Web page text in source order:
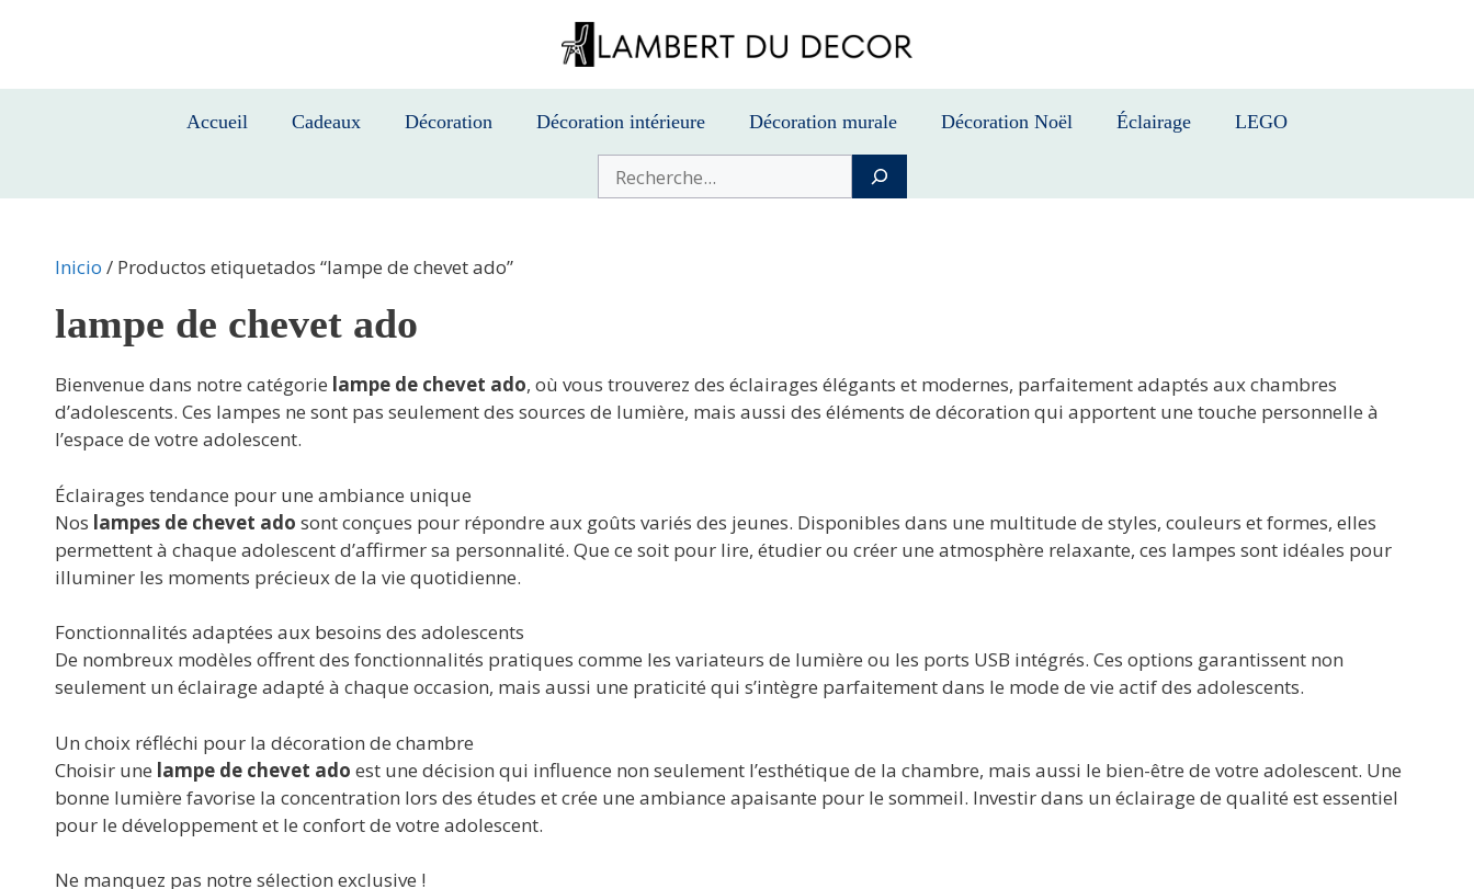
Accueil Cadeaux Décoration Décoration intérieure Décoration murale Décoration Noël Éclairage LEGO
Buscar
Inicio / Productos etiquetados “lampe de chevet ado”
lampe de chevet ado
Bienvenue dans notre catégorie lampe de chevet ado, où vous trouverez des éclairages élégants et modernes, parfaitement adaptés aux chambres
d’adolescents. Ces lampes ne sont pas seulement des sources de lumière, mais aussi des éléments de décoration qui apportent une touche personnelle à
l’espace de votre adolescent.
Éclairages tendance pour une ambiance unique
Nos lampes de chevet ado sont conçues pour répondre aux goûts variés des jeunes. Disponibles dans une multitude de styles, couleurs et formes, elles
permettent à chaque adolescent d’affirmer sa personnalité. Que ce soit pour lire, étudier ou créer une atmosphère relaxante, ces lampes sont idéales pour
illuminer les moments précieux de la vie quotidienne.
Fonctionnalités adaptées aux besoins des adolescents
De nombreux modèles offrent des fonctionnalités pratiques comme les variateurs de lumière ou les ports USB intégrés. Ces options garantissent non
seulement un éclairage adapté à chaque occasion, mais aussi une praticité qui s’intègre parfaitement dans le mode de vie actif des adolescents.
Un choix réfléchi pour la décoration de chambre
Choisir une lampe de chevet ado est une décision qui influence non seulement l’esthétique de la chambre, mais aussi le bien-être de votre adolescent. Une
bonne lumière favorise la concentration lors des études et crée une ambiance apaisante pour le sommeil. Investir dans un éclairage de qualité est essentiel
pour le développement et le confort de votre adolescent.
Ne manquez pas notre sélection exclusive !